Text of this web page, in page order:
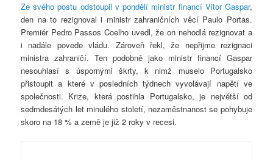
Ze svého postu odstoupil v pondělí ministr financí Vitor Gaspar,
den na to rezignoval i ministr zahraničních věcí Paulo Portas.
Premiér Pedro Passos Coelho uvedl, že on nehodlá rezignovat a
i nadále povede vládu. Zároveň řekl, že nepřijme rezignaci
ministra zahraničí. Ten podobně jako ministr financí Gaspar
nesouhlasí s úspornými škrty, k nimž muselo Portugalsko
přistoupit a které v posledních týdnech vyvolávají napětí ve
společnosti. Krize, která postihla Portugalsko, je největší od
sedmdesátých let minulého století, nezaměstnanost se pohybuje
skoro na 18 % a země je již 2 roky v recesi.